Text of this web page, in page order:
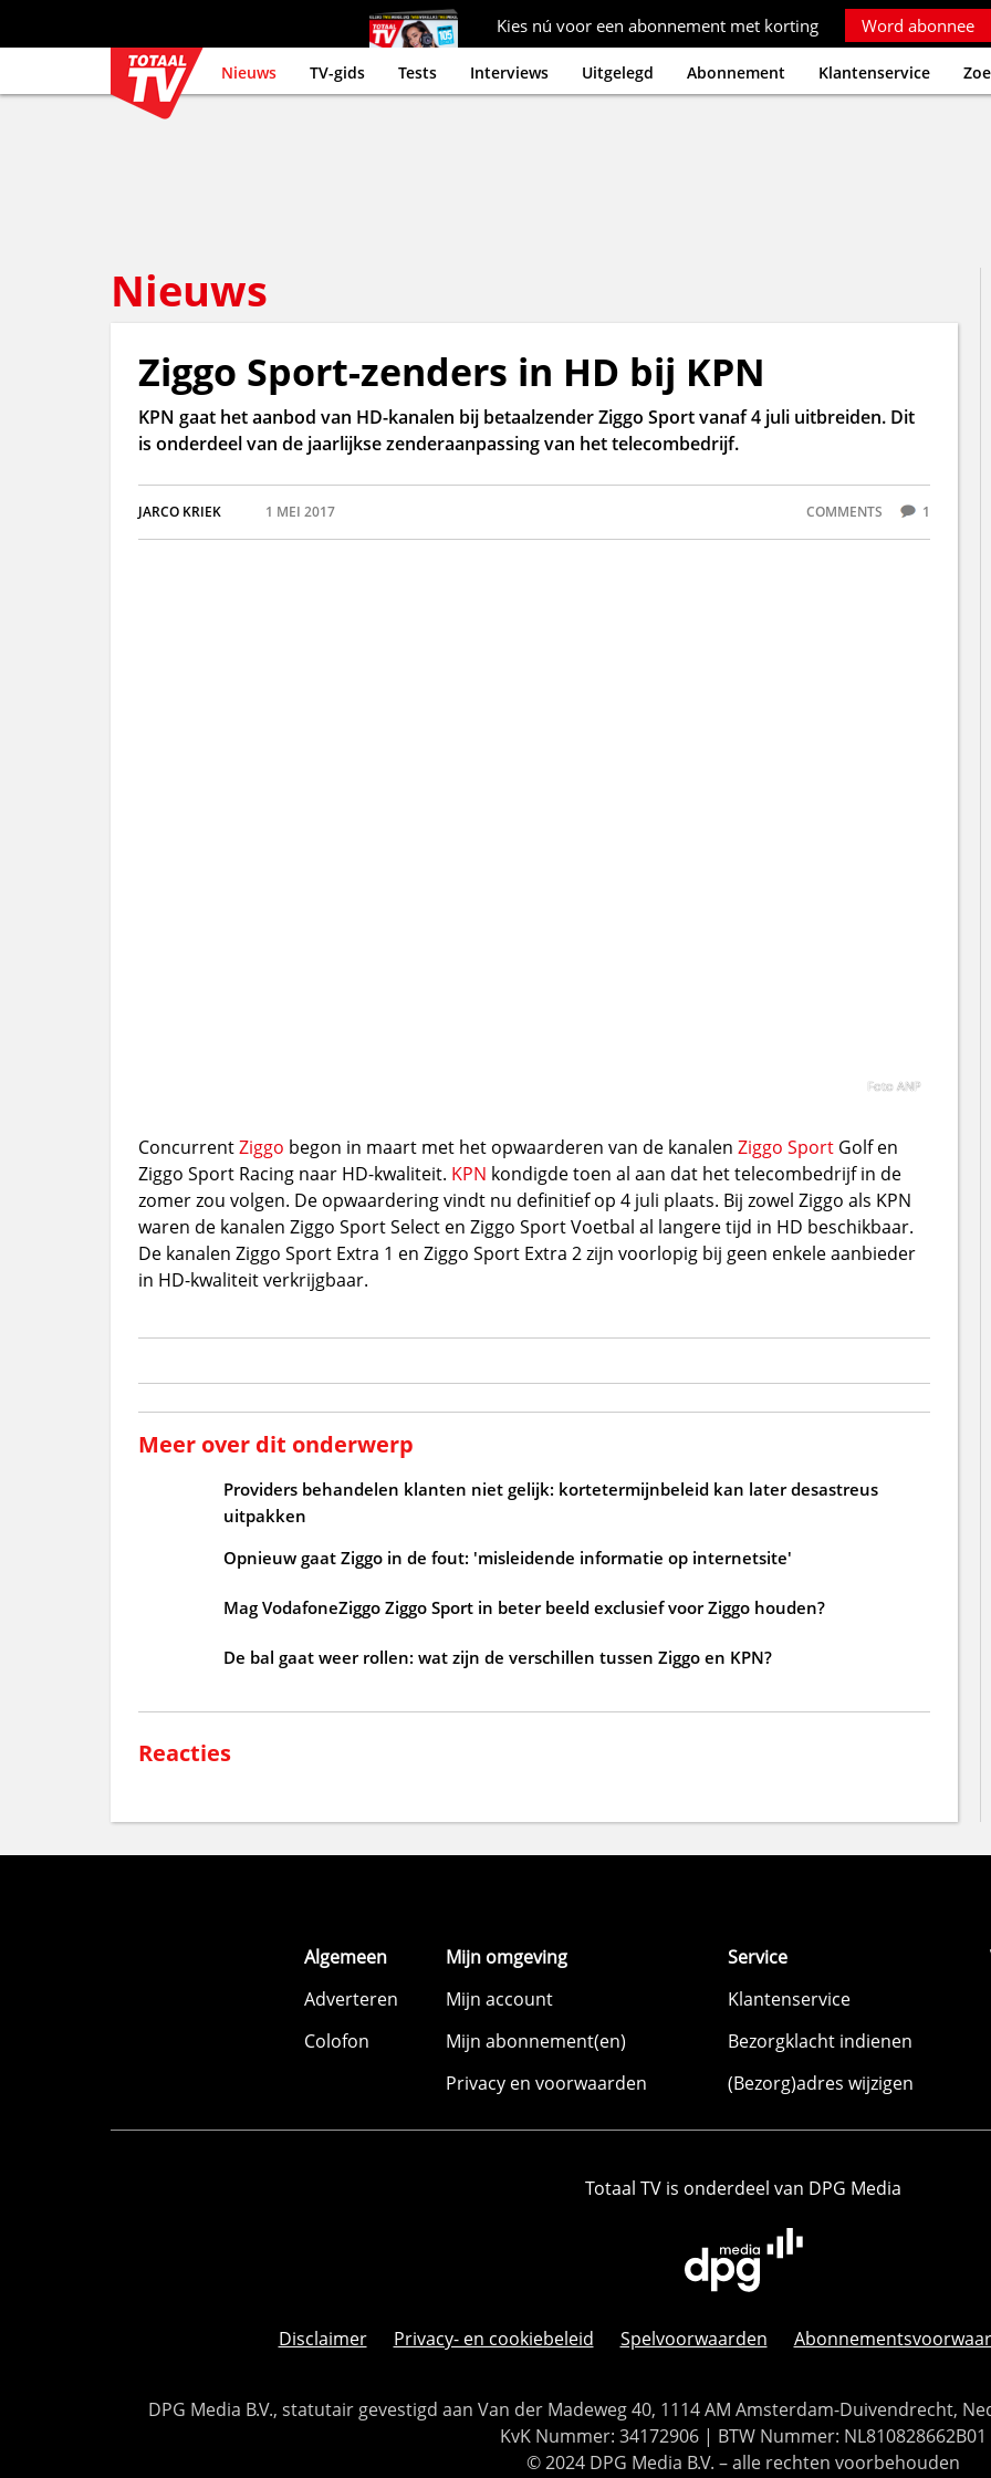
Kies nú voor een abonnement met korting Word abonnee
Nieuws TV-gids Tests Interviews Uitgelegd Abonnement Klantenservice
Nieuws
Ziggo Sport-zenders in HD bij KPN
KPN gaat het aanbod van HD-kanalen bij betaalzender Ziggo Sport vanaf 4 juli uitbreiden. Dit
is onderdeel van de jaarlijkse zenderaanpassing van het telecombedrijf.
JARCO KRIEK 1 MEI 2017 COMMENTS 1
Foto ANP
ConcurrentZiggo begon in maart met het opwaarderen van de kanalen Ziggo SportGolf en
Ziggo Sport Racing naar HD-kwaliteit. KPN kondigde toen al aan dat het telecombedrijf in de
zomer zou volgen. De opwaardering vindt nu definitief op 4 juli plaats. Bij zowel Ziggo als KPN
waren de kanalen Ziggo Sport Select en Ziggo Sport Voetbal al langere tijd in HD beschikbaar.
De kanalen Ziggo Sport Extra 1 en Ziggo Sport Extra 2 zijn voorlopig bij geen enkele aanbieder
in HD-kwaliteit verkrijgbaar.
Meer over dit onderwerp
Providers behandelen klanten niet gelijk: kortetermijnbeleid kan later desastreus
uitpakken
Opnieuw gaat Ziggo in de fout: 'misleidende informatie op internetsite'
Mag VodafoneZiggo Ziggo Sport in beter beeld exclusief voor Ziggo houden?
De bal gaat weer rollen: wat zijn de verschillen tussen Ziggo en KPN?
Reacties
Algemeen
Adverteren
Colofon
Mijn omgeving
Mijn account
Mijn abonnement(en)
Privacy en voorwaarden
Service
Klantenservice
Bezorgklacht indienen
(Bezorg)adres wijzigen
Totaal TV is onderdeel van DPG Media
Disclaimer Privacy- en cookiebeleid Spelvoorwaarden
DPG Media B.V., statutair gevestigd aan Van der Madeweg 40, 1114 AM Amsterdam-Duivendrecht,
KvK Nummer: 34172906 | BTW Nummer: NL810828662B01
© 2024 DPG Media B.V. – alle rechten voorbehouden